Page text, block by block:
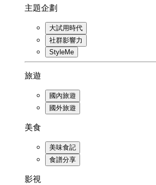
主題企劃
大試用時代
社群影響力
StyleMe
旅遊
國內旅遊
國外旅遊
美食
美味食記
食譜分享
影視